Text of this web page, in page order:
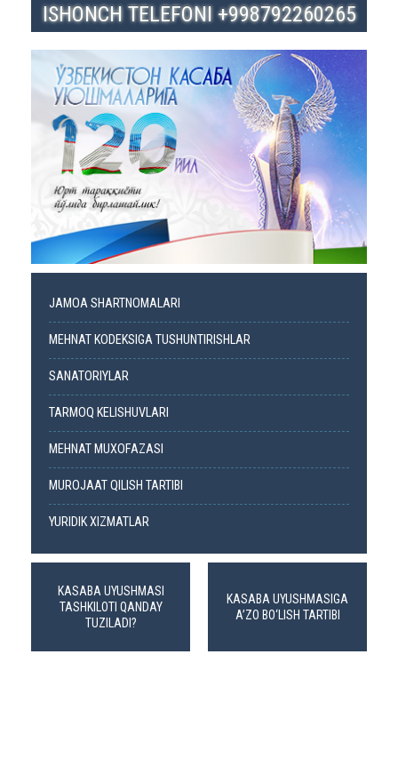
ISHONCH TELEFONI +998792260265
JAMOA SHARTNOMALARI
MEHNAT KODEKSIGA TUSHUNTIRISHLAR
SANATORIYLAR
TARMOQ KELISHUVLARI
MEHNAT MUXOFAZASI
MUROJAAT QILISH TARTIBI
YURIDIK XIZMATLAR
KASABA UYUSHMASI
TASHKILOTI QANDAY
TUZILADI?
KASABA UYUSHMASIGA
A’ZO BO‘LISH TARTIBI